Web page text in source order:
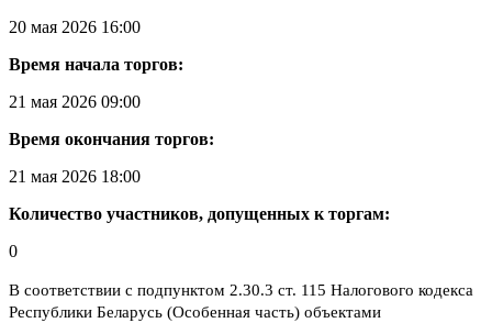
20 мая 2026 16:00
Время начала торгов:
21 мая 2026 09:00
Время окончания торгов:
21 мая 2026 18:00
Количество участников, допущенных к торгам:
0
В соответствии с подпунктом 2.30.3 ст. 115 Налогового кодекса
Республики Беларусь (Особенная часть) объектами